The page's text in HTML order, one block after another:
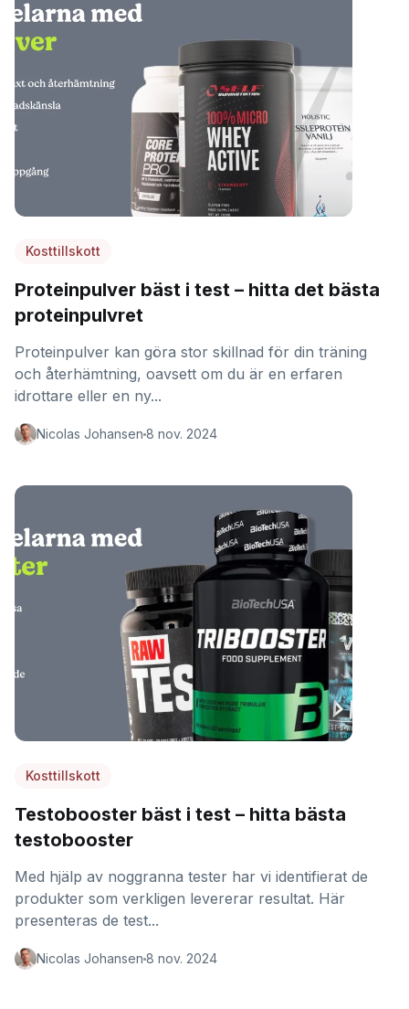
Kosttillskott
Proteinpulver bäst i test – hitta det bästa
proteinpulvret
Proteinpulver kan göra stor skillnad för din träning
och återhämtning, oavsett om du är en erfaren
idrottare eller en ny...
Nicolas Johansen 8 nov. 2024
Kosttillskott
Testobooster bäst i test – hitta bästa
testobooster
Med hjälp av noggranna tester har vi identifierat de
produkter som verkligen levererar resultat. Här
presenteras de test...
Nicolas Johansen 8 nov. 2024